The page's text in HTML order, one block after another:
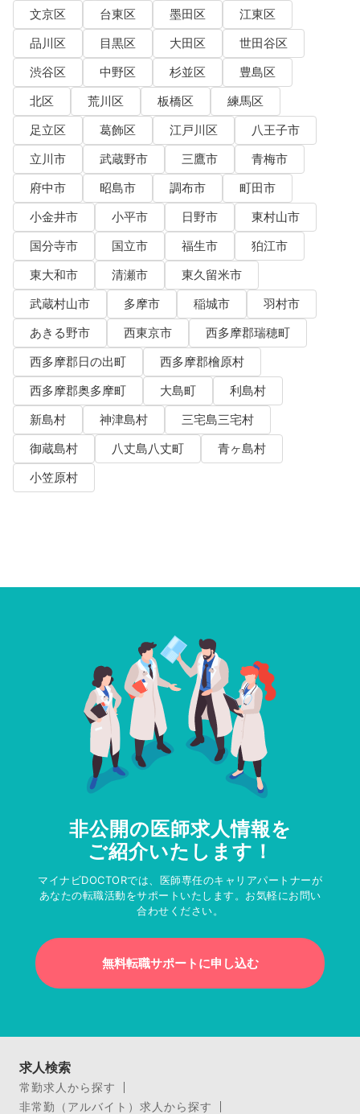
文京区
台東区 墨田区
江東区
品川区
目黒区 大田区
世田谷区
渋谷区
中野区 杉並区
豊島区
北区
荒川区 板橋区
練馬区
足立区
葛飾区 江戸川区
八王子市
立川市
武蔵野市 三鷹市
青梅市
府中市
昭島市 調布市
町田市
小金井市
小平市 日野市
東村山市
国分寺市
国立市 福生市
狛江市
東大和市
清瀬市
東久留米市
武蔵村山市
多摩市 稲城市
羽村市
あきる野市
西東京市
西多摩郡瑞穂町
西多摩郡日の出町
西多摩郡檜原村
西多摩郡奥多摩町
大島町
利島村
新島村
神津島村
三宅島三宅村
御蔵島村
八丈島八丈町
青ヶ島村
小笠原村
非公開の医師求人情報を
ご紹介いたします！
マイナビDOCTORでは、医師専任のキャリアパートナーが
あなたの転職活動をサポートいたします。お気軽にお問い
合わせください。
無料転職サポートに申し込む
求人検索
常勤求人から探す
非常勤（アルバイト）求人から探す